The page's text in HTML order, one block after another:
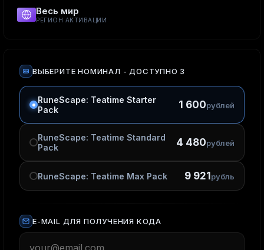
Весь мир
РЕГИОН АКТИВАЦИИ
ВЫБЕРИТЕ НОМИНАЛ - ДОСТУПНО 3
RuneScape: Teatime Starter
Pack
1 600рублей
RuneScape: Teatime Standard
Pack
4 480рублей
RuneScape: Teatime Max Pack 9 921 рубль
E-MAIL ДЛЯ ПОЛУЧЕНИЯ КОДА